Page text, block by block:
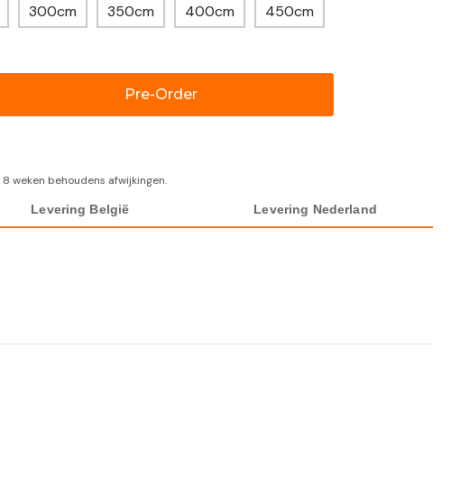
300cm 350cm 400cm 450cm
Pre-Order
weken behoudens afwijkingen.
Levering België Levering Nederland